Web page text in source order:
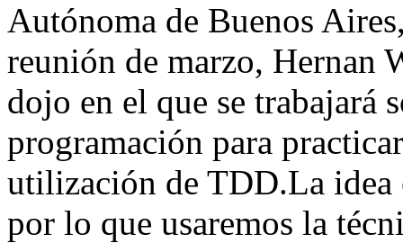
Autónoma de Buenos
reunión de marzo, Hernan
dojo en el que se trabajará
programación para
utilización de TDD.La idea
por lo que usaremos la